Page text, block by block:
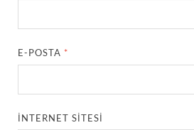
E-POSTA *
İNTERNET SITESI